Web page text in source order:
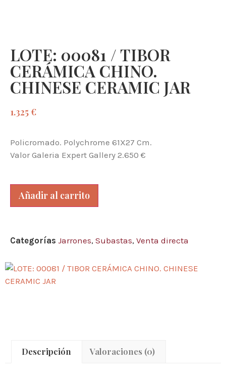
LOTE: 00081 / TIBOR
CERÁMICA CHINO.
CHINESE CERAMIC JAR
1.325 €
Policromado. Polychrome 61X27 Cm.
Valor Galeria Expert Gallery 2.650 €
Añadir al carrito
Categorías Jarrones, Subastas, Venta directa
Descripción Valoraciones (0)